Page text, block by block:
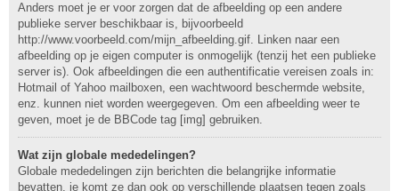
Anders moet je er voor zorgen dat de afbeelding op een andere
publieke server beschikbaar is, bijvoorbeeld
http://www.voorbeeld.com/mijn_afbeelding.gif. Linken naar een
afbeelding op je eigen computer is onmogelijk (tenzij het een publieke
server is). Ook afbeeldingen die een authentificatie vereisen zoals in:
Hotmail of Yahoo mailboxen, een wachtwoord beschermde website,
enz. kunnen niet worden weergegeven. Om een afbeelding weer te
geven, moet je de BBCode tag [img] gebruiken.
Wat zijn globale mededelingen?
Globale mededelingen zijn berichten die belangrijke informatie
bevatten, je komt ze dan ook op verschillende plaatsen tegen zoals